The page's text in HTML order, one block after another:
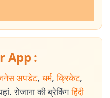
App :
अपडेट, धर्म, क्रिकेट,
रोजाना की ब्रेकिंग हिंदी